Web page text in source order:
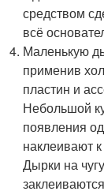
средством
всё
Маленькую
применив
пластин и
Небольшой
появления
наклеивают
Дырки на